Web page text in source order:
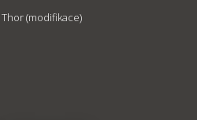
(modifikace)